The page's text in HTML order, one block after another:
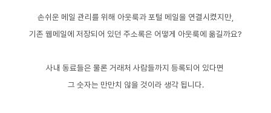
손쉬운 메일 관리를 위해 아웃룩과 포털 메일을 연결시켰지만,
기존 웹메일에 저장되어 있던 주소록은 어떻게 아웃룩에 옮길까요?
사내 동료들은 물론 거래처 사람들까지 등록되어 있다면
그 숫자는 만만치 않을 것이라 생각 됩니다.